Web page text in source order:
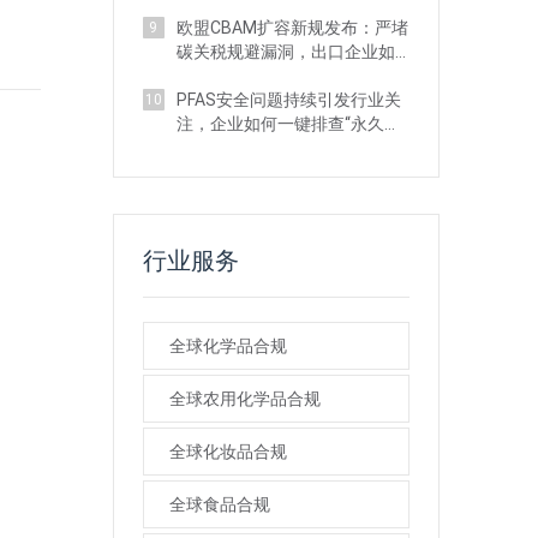
9
欧盟CBAM扩容新规发布：严堵
碳关税规避漏洞，出口企业如
10
PFAS安全问题持续引发行业关
注，企业如何一键排查“永久化
行业服务
全球化学品合规
全球农用化学品合规
全球化妆品合规
全球食品合规